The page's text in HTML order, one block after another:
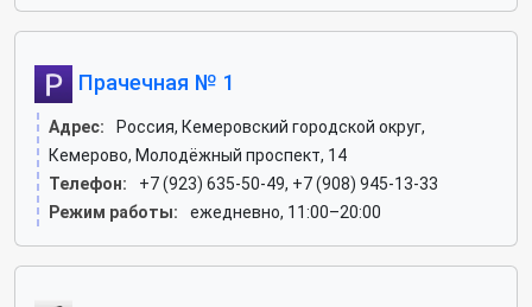
Прачечная № 1
Адрес:
Россия, Кемеровский городской округ,
Кемерово, Молодёжный проспект, 14
Телефон:
+7 (923) 635-50-49, +7 (908) 945-13-33
Режим работы:
ежедневно, 11:00–20:00